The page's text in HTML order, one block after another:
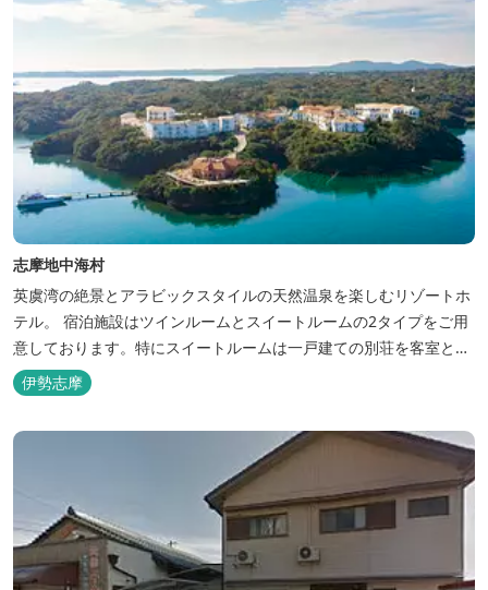
志摩地中海村
英虞湾の絶景とアラビックスタイルの天然温泉を楽しむリゾートホ
テル。 宿泊施設はツインルームとスイートルームの2タイプをご用
意しております。特にスイートルームは一戸建ての別荘を客室とし
てリニューアル♪120平米の驚きの広さとこだわりの調度品が自慢
です！ スペイン１ツ星レストランと提携したレストランでのお食事
も楽しみのひとつです。 また、日帰りプランでは、クラフト体験工
伊勢志摩